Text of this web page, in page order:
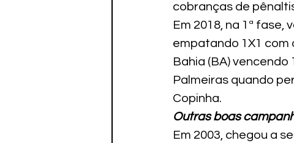
cobranças de
Em 2018, na 1ª fase,
empatando 1X1 com
Bahia (BA)
Palmeiras quando
Copinha.
Outras boas
Em 2003, chegou a